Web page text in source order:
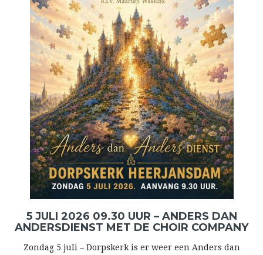
5 JULI 2026 09.30 UUR – ANDERS DAN
ANDERSDIENST MET DE CHOIR COMPANY
Zondag 5 juli – Dorpskerk is er weer een Anders dan